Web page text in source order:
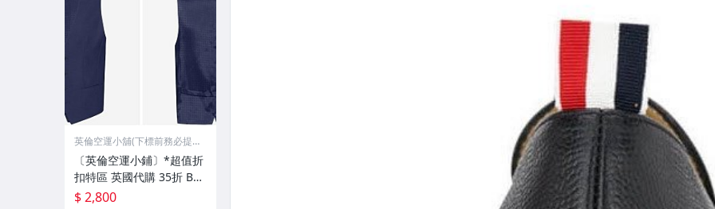
英倫空運小舖(下標前務必提
〔英倫空運小鋪〕*超值折
扣特區 英國代購 35折 BO
SS 格紋 海軍藍 背心 (有檔
$ 2,800